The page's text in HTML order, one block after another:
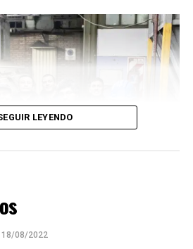
LEYENDO
18/08/2022